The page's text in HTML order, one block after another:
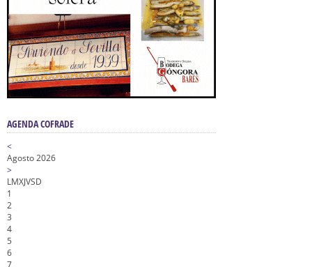
AGENDA COFRADE
<
Agosto 2026
>
LMXJVSD
1
2
3
4
5
6
7